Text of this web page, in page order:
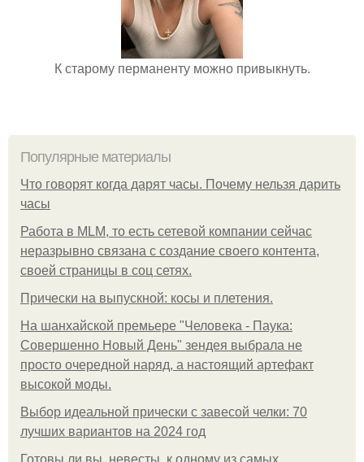
К старому перманенту можно привыкнуть.
Популярные материалы
Что говорят когда дарят часы. Почему нельзя дарить
часы
Работа в MLM, то есть сетевой компании сейчас
неразрывно связана с создание своего контента,
своей страницы в соц сетях.
Прически на выпускной: косы и плетения.
На шанхайской премьере "Человека - Паука:
Совершенно Новый День" зендея выбрала не
просто очередной наряд, а настоящий артефакт
высокой моды.
Выбор идеальной прически с завесой челки: 70
лучших вариантов на 2024 год
Готовы ли вы, невесты, к одному из самых